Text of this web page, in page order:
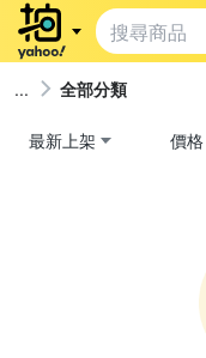
全部分類
最新上架 價格